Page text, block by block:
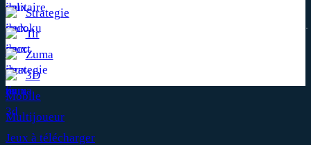
Strategie
Tir
Zuma
3D
Mobile
Multijoueur
Jeux à télécharger